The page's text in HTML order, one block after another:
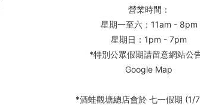
營業時間：
星期一至六：11am - 8pm
星期日：1pm - 7pm
*特別公眾假期請留意網站公
Google Map
*酒蛙觀塘總店會於 七一假期 (1/